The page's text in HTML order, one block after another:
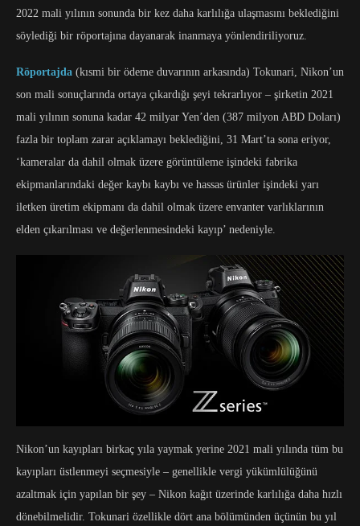
2022 mali yılının sonunda bir kez daha karlılığa ulaşmasını beklediğini
söylediği bir röportajına dayanarak inanmaya yönlendiriliyoruz.
Röportajda (kısmi bir ödeme duvarının arkasında) Tokunari, Nikon’un
son mali sonuçlarında ortaya çıkardığı şeyi tekrarlıyor – şirketin 2021
mali yılının sonuna kadar 42 milyar Yen’den (387 milyon ABD Doları)
fazla bir toplam zarar açıklamayı beklediğini, 31 Mart’ta sona eriyor,
‘kameralar da dahil olmak üzere görüntüleme işindeki fabrika
ekipmanlarındaki değer kaybı kaybı ve hassas ürünler işindeki yarı
iletken üretim ekipmanı da dahil olmak üzere envanter varlıklarının
elden çıkarılması ve değerlenmesindeki kayıp’ nedeniyle.
Nikon’un kayıpları birkaç yıla yaymak yerine 2021 mali yılında tüm bu
kayıpları üstlenmeyi seçmesiyle – genellikle vergi yükümlülüğünü
azaltmak için yapılan bir şey – Nikon kağıt üzerinde karlılığa daha hızlı
dönebilmelidir. Tokunari özellikle dört ana bölümünden üçünün bu yıl